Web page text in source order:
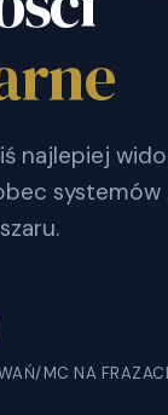
najlepiej
MC NA